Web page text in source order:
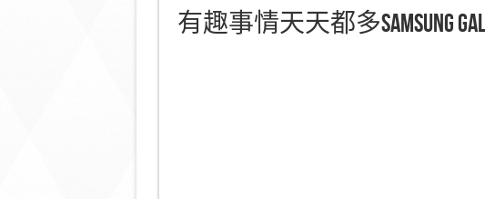
有趣事情天天都多Samsung